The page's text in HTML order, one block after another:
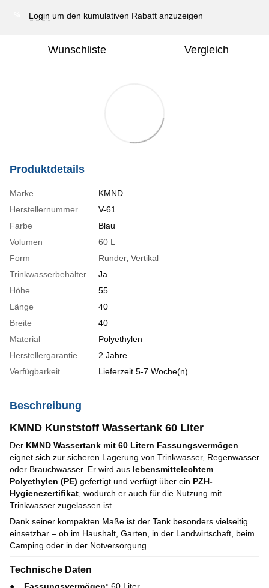
Login um den kumulativen Rabatt anzuzeigen
Wunschliste Vergleich
Produktdetails
Marke
KMND
Herstellernummer
V-61
Farbe
Blau
Volumen
60 L
Form
Runder, Vertikal
Trinkwasserbehälter
Ja
Höhe
55
Länge
40
Breite
40
Material
Polyethylen
Herstellergarantie
2 Jahre
Verfügbarkeit
Lieferzeit 5-7 Woche(n)
Beschreibung
KMND Kunststoff Wassertank 60 Liter
Der KMND Wassertank mit 60 Litern Fassungsvermögen
eignet sich zur sicheren Lagerung von Trinkwasser, Regenwasser
oder Brauchwasser. Er wird aus lebensmittelechtem
Polyethylen (PE) gefertigt und verfügt über ein PZH-
Hygienezertifikat , wodurch er auch für die Nutzung mit
Trinkwasser zugelassen ist.
Dank seiner kompakten Maße ist der Tank besonders vielseitig
einsetzbar – ob im Haushalt, Garten, in der Landwirtschaft, beim
Camping oder in der Notversorgung.
Technische Daten
Fassungsvermögen: 60 Liter